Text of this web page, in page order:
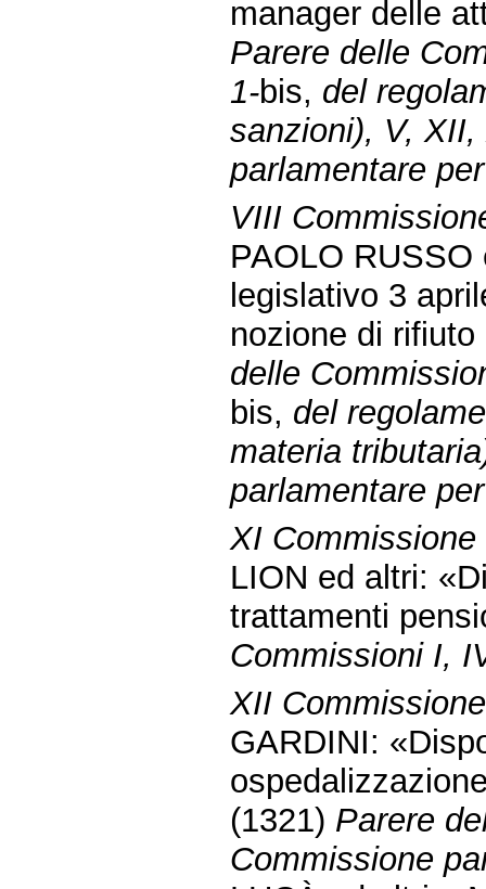
manager delle
Parere delle
1-bis, del
sanzioni), V,
parlamentare
VIII
PAOLO
legislativo 3
nozione di
delle
bis, del
materia
parlamentare
XI Commissione
LION ed altri:
trattamenti
Commissioni I,
XII
GARDINI:
(1321) Parere
Commissione